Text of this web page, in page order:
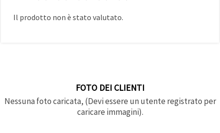
Il prodotto non è stato valutato.
FOTO DEI CLIENTI
Nessuna foto caricata, (Devi essere un utente registrato per
caricare immagini).